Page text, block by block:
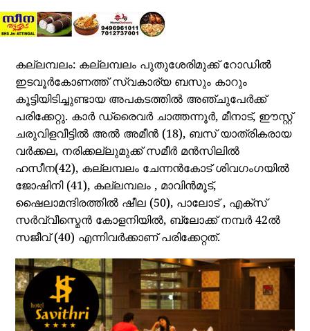
കല്ലമ്പലം: കല്ലമ്പലം പുതുശേരിമുക്ക് റോഡിൽ
ഇടവൂർകോണത്ത് സ്വകാര്യ ബസും കാറും
കൂട്ടിയിടിച്ചുണ്ടായ അപകടത്തിൽ അഞ്ചുപേർക്ക്
പരിക്കേറ്റു. കാർ ഡ്രൈവർ ചാത്തന്നൂർ, മീനാട്, ഈസ്റ്റ്
ചരുവിളവീട്ടിൽ അൽ അമീൻ (18), ബസ് യാത്രികരായ
വർക്കല, നരിക്കല്ലുമുക്ക് സമീർ മൻസിലിൽ
ഹസീന(42), കല്ലമ്പലം ചേന്നൻകോട് ശിവ​ഗം​ഗയിൽ
ജോഷിനി (41), കല്ലമ്പലം , മാവിൻമൂട്,
ഷൈലാമന്ദിരത്തിൽ ഷീല (50), പാലോട് , എക്സ്
സർവ്വീസ്മെൻ കോളനിയിൽ, ബ്ലോക്ക് നമ്പർ 42ൽ
സജീവ് (40) എന്നിവർക്കാണ് പരിക്കേറ്റത്.